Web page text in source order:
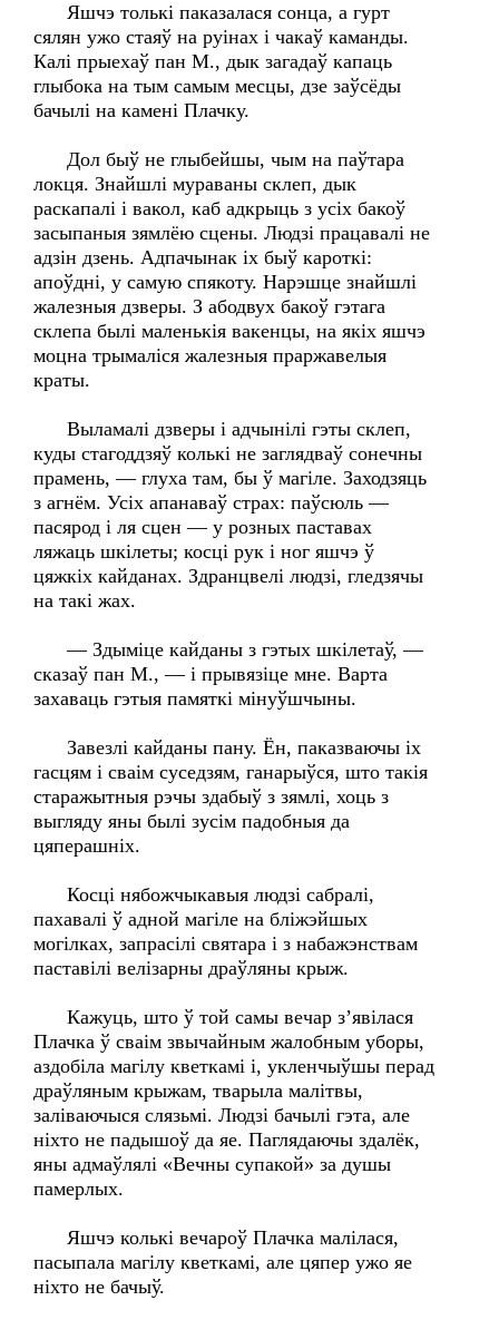
Яшчэ толькі паказалася сонца, а гурт
сялян ужо стаяў на руінах і чакаў каманды.
Калі прыехаў пан М., дык загадаў капаць
глыбока на тым самым месцы, дзе заўсёды
бачылі на камені Плачку.
Дол быў не глыбейшы, чым на паўтара
локця. Знайшлі мураваны склеп, дык
раскапалі і вакол, каб адкрыць з усіх бакоў
засыпаныя зямлёю сцены. Людзі працавалі не
адзін дзень. Адпачынак іх быў кароткі:
апоўдні, у самую спякоту. Нарэшце знайшлі
жалезныя дзверы. З абодвух бакоў гэтага
склепа былі маленькія вакенцы, на якіх яшчэ
моцна трымаліся жалезныя праржавелыя
краты.
Выламалі дзверы і адчынілі гэты склеп,
куды стагоддзяў колькі не заглядваў сонечны
прамень, — глуха там, бы ў магіле. Заходзяць
з агнём. Усіх апанаваў страх: паўсюль —
пасярод і ля сцен — у розных паставах
ляжаць шкілеты; косці рук і ног яшчэ ў
цяжкіх кайданах. Здранцвелі людзі, гледзячы
на такі жах.
— Здыміце кайданы з гэтых шкілетаў, —
сказаў пан М., — і прывязіце мне. Варта
захаваць гэтыя памяткі мінуўшчыны.
Завезлі кайданы пану. Ён, паказваючы іх
гасцям і сваім суседзям, ганарыўся, што такія
старажытныя рэчы здабыў з зямлі, хоць з
выгляду яны былі зусім падобныя да
цяперашніх.
Косці нябожчыкавыя людзі сабралі,
пахавалі ў адной магіле на бліжэйшых
могілках, запрасілі святара і з набажэнствам
паставілі велізарны драўляны крыж.
Кажуць, што ў той самы вечар з’явілася
Плачка ў сваім звычайным жалобным уборы,
аздобіла магілу кветкамі і, укленчыўшы перад
драўляным крыжам, тварыла малітвы,
заліваючыся слязьмі. Людзі бачылі гэта, але
ніхто не падышоў да яе. Паглядаючы здалёк,
яны адмаўлялі «Вечны супакой» за душы
памерлых.
Яшчэ колькі вечароў Плачка малілася,
пасыпала магілу кветкамі, але цяпер ужо яе
ніхто не бачыў.